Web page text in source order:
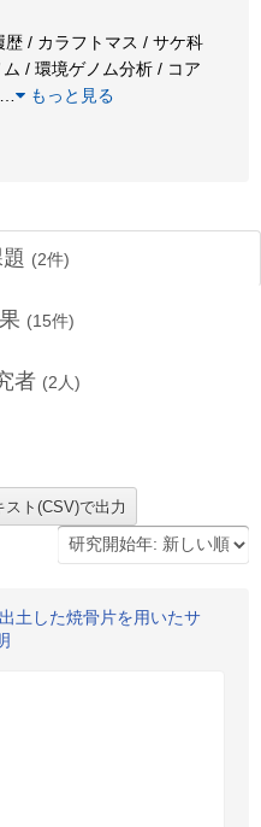
/ カラフトマス / サケ科
/ 環境ゲノム分析 / コア
もっと見る
(2件)
(15件)
者 (2 人)
土した焼骨片を用いたサ